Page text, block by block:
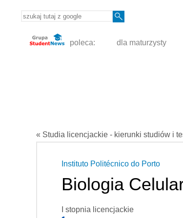
poleca: dla maturzysty
« Studia licencjackie - kierunki studiów i
Instituto Politécnico do Porto
Biologia
I stopnia licencjackie